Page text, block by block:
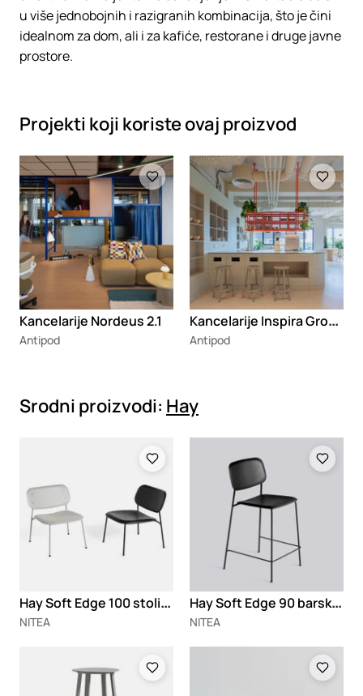
u više jednobojnih i razigranih kombinacija, što je čini
idealnom za dom, ali i za kafiće, restorane i druge javne
prostore.
Projekti koji koriste ovaj proizvod
Loading
Kancelarije Nordeus 2.1
Antipod
Loading
K
ancelarije Inspira Group
Antipod
Srodni proizvodi: Hay
H
ay Soft Edge 100 stolica
NITEA
H
ay Soft Edge 90 barska stolica
NITEA